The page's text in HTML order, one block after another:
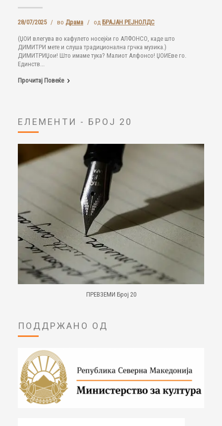
28/07/2025 / во Драма / од БРАЈАН РЕЈНОЛДС
(ЏОИ влегува во кафулето носејќи го АЛФОНСО, каде што
ДИМИТРИ мете и слуша традиционална грчка музика.)
ДИМИТРИЏои! Што имаме тука? Малиот Алфонсо! ЏОИЕве го.
Единств...
Прочитај Повеќе
ЕЛЕМЕНТИ - БРОЈ 20
ПРЕВЗЕМИ Број 20
ПОДДРЖАНО ОД